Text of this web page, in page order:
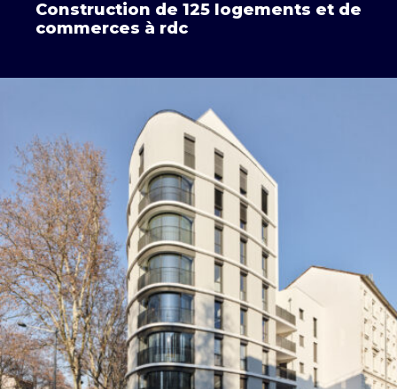
Construction de 125 logements et de
commerces à rdc